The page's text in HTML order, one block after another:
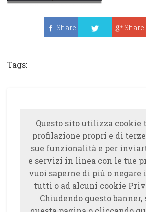
Share
Share
Tags:
Questo sito utilizza cookie
profilazione propri e di
sue funzionalità e per
e servizi in linea con le tue
vuoi saperne di più o negare
tutti o ad alcuni cookie
Chiudendo questo banner,